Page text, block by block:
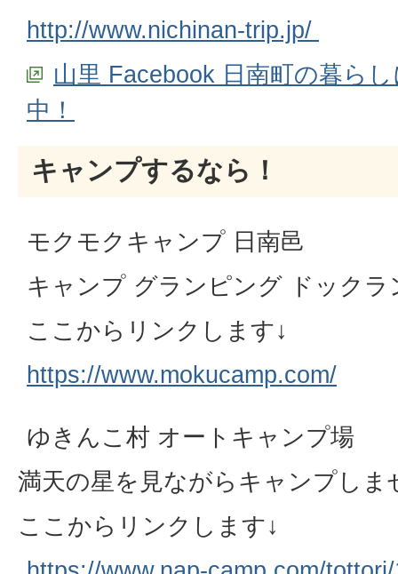
http://www.nichinan-trip.jp/
山里 Facebook 日南町の暮ら
中！
キャンプするなら！
モクモクキャンプ 日南邑
キャンプ グランピング ドックラ
ここからリンクします↓
https://www.mokucamp.com/
ゆきんこ村 オートキャンプ場
満天の星を見ながらキャンプしま
ここからリンクします↓